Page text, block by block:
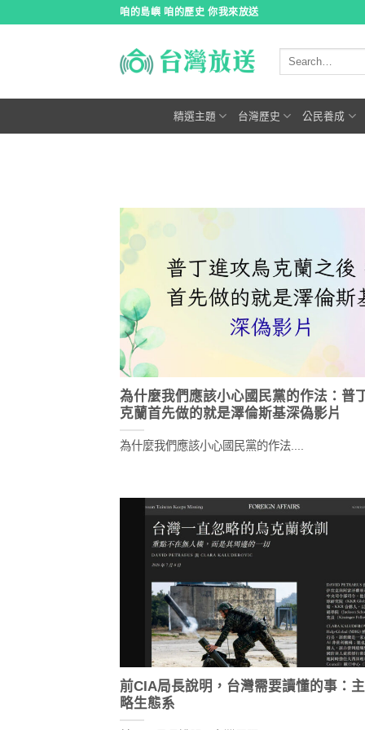
咱的島嶼 咱的歷史 你我來放送
精選主題 台灣歷史 公民養成
為什麼我們應該小心國民黨的作法：普
克蘭首先做的就是澤倫斯基深偽影片
為什麼我們應該小心國民黨的作法....
前CIA局長說明，台灣需要讀懂的事：
略生態系